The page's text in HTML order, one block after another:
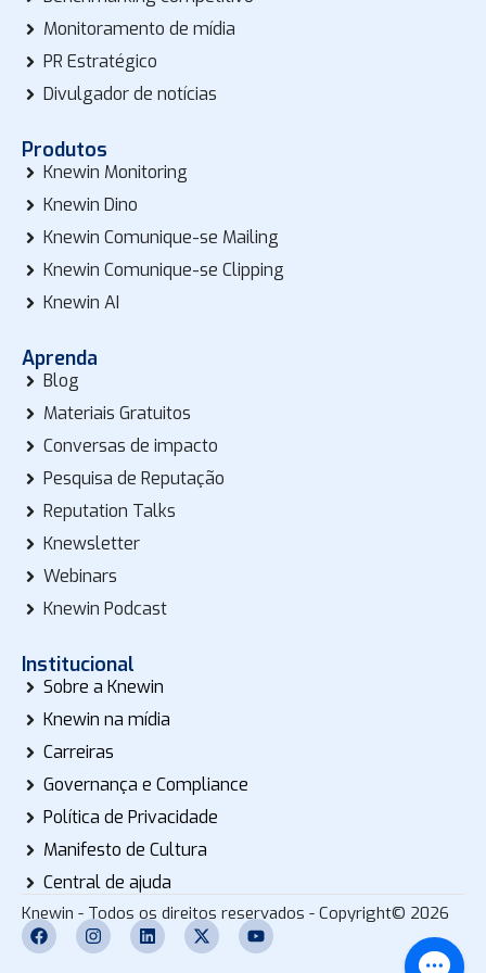
Monitoramento de mídia
PR Estratégico
Divulgador de notícias
Produtos
Knewin Monitoring
Knewin Dino
Knewin Comunique-se Mailing
Knewin Comunique-se Clipping
Knewin AI
Aprenda
Blog
Materiais Gratuitos
Conversas de impacto
Pesquisa de Reputação
Reputation Talks
Knewsletter
Webinars
Knewin Podcast
Institucional
Sobre a Knewin
Knewin na mídia
Carreiras
Governança e Compliance
Política de Privacidade
Manifesto de Cultura
Central de ajuda
Knewin - Todos os direitos reservados - Copyright© 2026